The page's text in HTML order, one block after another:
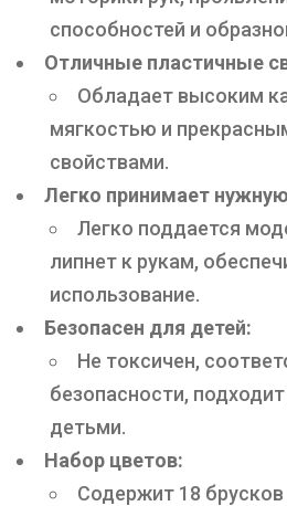
способностей и
Отличные пластичные
Обладает высоким
мягкостью и
свойствами.
Легко принимает
Легко поддается
липнет к рукам,
использование.
Безопасен для детей:
Не токсичен,
безопасности,
детьми.
Набор цветов:
Содержит 18